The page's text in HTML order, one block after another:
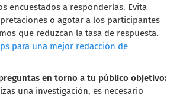
encuestados a responderlas. Evita
o agotar a los participantes
que reduzcan la tasa de respuesta.
para una mejor redacción de
en torno a tu público objetivo:
una investigación, es necesario